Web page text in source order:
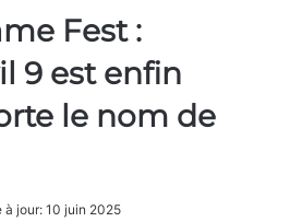
Fest :
9 est enfin
le nom de
à jour: 10 juin 2025